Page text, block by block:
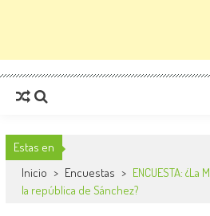
Estas en
Inicio > Encuestas > ENCUESTA:
la república de Sánchez?